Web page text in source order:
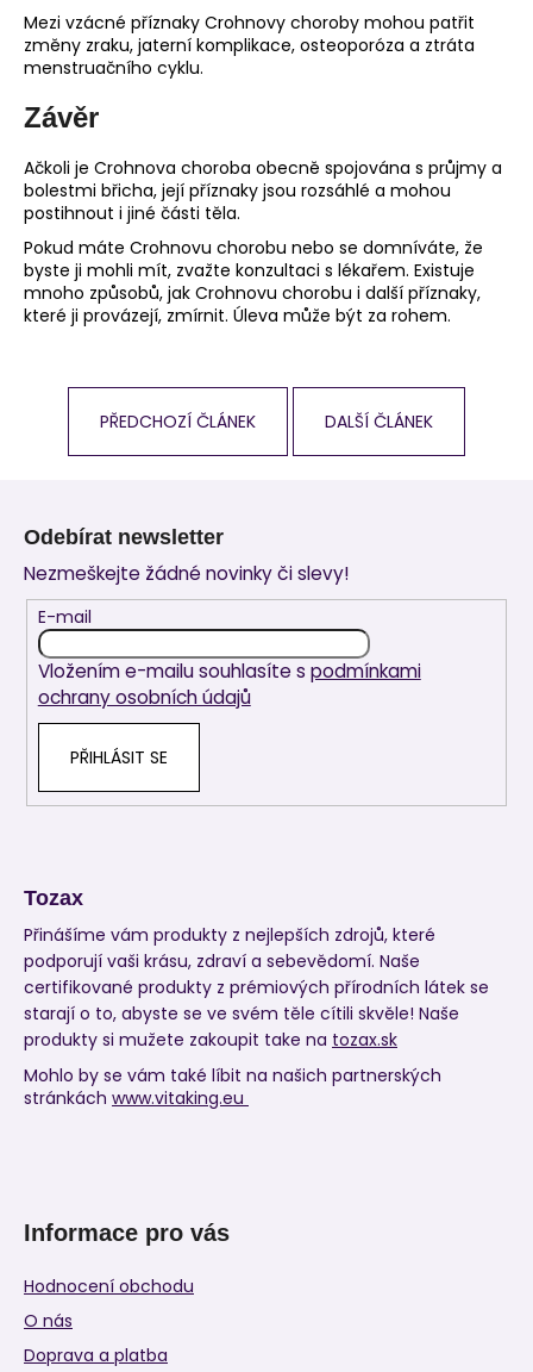
Mezi vzácné příznaky Crohnovy choroby mohou patřit
změny zraku, jaterní komplikace, osteoporóza a ztráta
menstruačního cyklu.
Závěr
Ačkoli je Crohnova choroba obecně spojována s průjmy a
bolestmi břicha, její příznaky jsou rozsáhlé a mohou
postihnout i jiné části těla.
Pokud máte Crohnovu chorobu nebo se domníváte, že
byste ji mohli mít, zvažte konzultaci s lékařem. Existuje
mnoho způsobů, jak Crohnovu chorobu i další příznaky,
které ji provázejí, zmírnit. Úleva může být za rohem.
PŘEDCHOZÍ ČLÁNEK DALŠÍ ČLÁNEK
Odebírat newsletter
Nezmeškejte žádné novinky či slevy!
E-mail
Vložením e-mailu souhlasíte s podmínkami
ochrany osobních údajů
PŘIHLÁSIT SE
Tozax
Přinášíme vám produkty z nejlepších zdrojů, které
podporují vaši krásu, zdraví a sebevědomí. Naše
certifikované produkty z prémiových přírodních látek se
starají o to, abyste se ve svém těle cítili skvěle! Naše
produkty si mužete zakoupit take na tozax.sk
Mohlo by se vám také líbit na našich partnerských
stránkách www.vitaking.eu
Informace pro vás
Hodnocení obchodu
O nás
Doprava a platba